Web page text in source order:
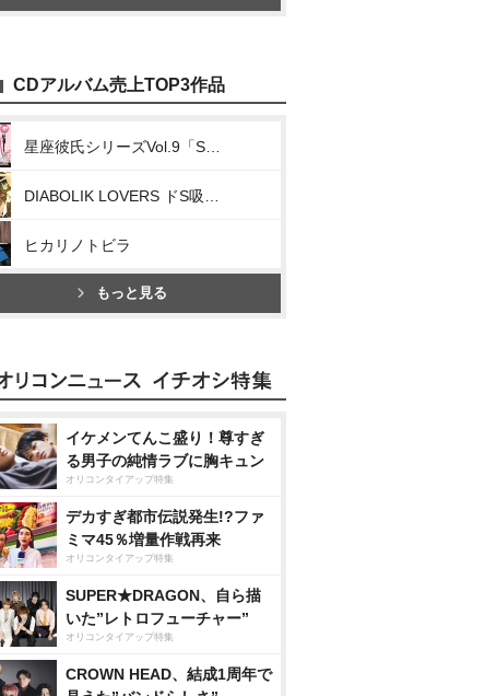
CDアルバム売上TOP3作品
ヒカリノトビラ
もっと見る
イケメンてんこ盛り！尊すぎ
る男子の純情ラブに胸キュン
オリコンタイアップ特集
デカすぎ都市伝説発生!?ファ
ミマ45％増量作戦再来
オリコンタイアップ特集
SUPER★DRAGON、自ら描
いた”レトロフューチャー”
オリコンタイアップ特集
CROWN HEAD、結成1周年で